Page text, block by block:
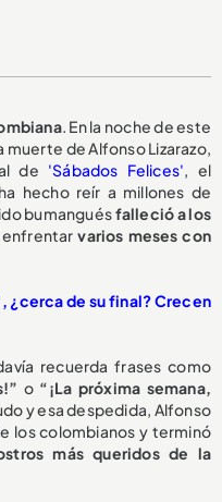
. En la noche de este
de Alfonso Lizarazo,
de 'Sábados Felices', el
hecho reír a millones de
bumanguésfalleció a los
enfrentarvarios meses con
¿cerca de su final? Crecen
recuerda frases como
o “¡La próxima semana,
y esa despedida, Alfonso
los colombianos y terminó
más queridos de la